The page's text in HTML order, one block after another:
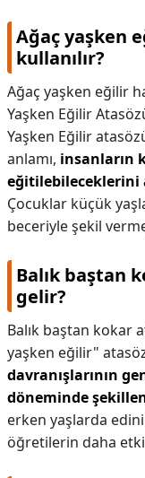
Ağaç yaşken
kullanılır?
Ağaç yaşken eğilir
Yaşken Eğilir
Yaşken Eğilir
anlamı, insanların
eğitilebileceklerini
Çocuklar küçük
beceriyle şekil
Balık baştan
gelir?
Balık baştan kokar
yaşken eğilir"
davranışlarının
döneminde
erken yaşlarda
öğretilerin daha